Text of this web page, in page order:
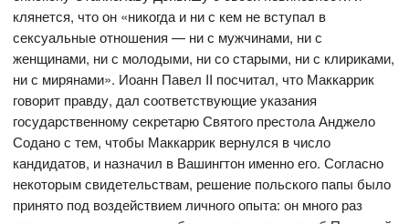
клянется, что он «никогда и ни с кем не вступал в
сексуальные отношения — ни с мужчинами, ни с
женщинами, ни с молодыми, ни со старыми, ни с клириками,
ни с мирянами». Иоанн Павел II посчитал, что Маккаррик
говорит правду, дал соответствующие указания
государственному секретарю Святого престола Анджело
Содано с тем, чтобы Маккаррик вернулся в число
кандидатов, и назначил в Вашингтон именно его. Согласно
некоторым свидетельствам, решение польского папы было
принято под воздействием личного опыта: он много раз